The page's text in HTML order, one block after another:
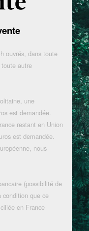
ouvrés, dans toute
autre
une
est demandée.
restant en Union
est demandée.
nous
(possibilité de
condition que ce
en France